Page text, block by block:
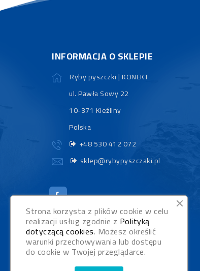
INFORMACJA O SKLEPIE
Ryby pyszczki | KONEKT
ul. Pawła Sowy 22
10-371 Kieźliny
Polska
+48 530 412 072
sklep@rybypyszczaki.pl
Strona korzysta z plików cookie w celu
realizacji usług zgodnie z Polityką
dotyczącą cookies. Możesz określić
warunki przechowywania lub dostępu
do cookie w Twojej przeglądarce.